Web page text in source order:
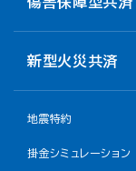
新型火災共済
地震特約
掛金シミュレーション